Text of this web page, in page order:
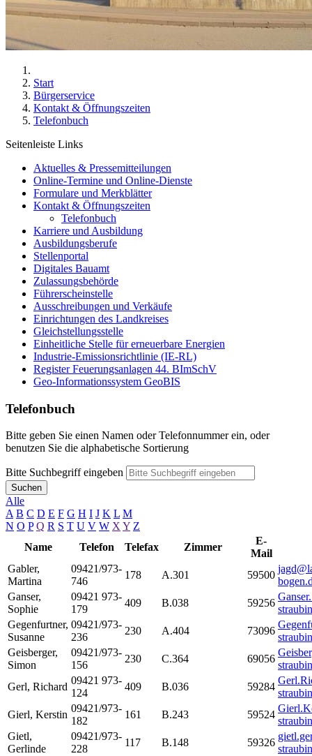
Start
Bürgerservice
Kontakt & Öffnungszeiten
Telefonbuch
Seitenleiste Links
Aktuelles & Pressemitteilungen
Online-Termine und Online-Dienste
Formulare und Merkblätter
Kontakt & Öffnungszeiten
Telefonbuch
Karriere und Ausbildung
Ausbildungsberufe
Stellenportal
Digitales Bauamt
Zulassungsbehörde
Führerscheinstelle
Ausschreibungen und Verkäufe
Einrichtungen des Landkreises
Gleichstellungsstelle
Einheitliche Stelle für erneuerbare Energien
Industrie-Emissionsrichtlinie (IE-RL)
Register Feuerungsanlagen 44. BImSchV
Geo-Informationssystem GeoBIS
Telefonbuch
Bitte geben Sie einen Namen oder Telefonnummer ein, oder
benutzen Sie die alphabetische Sortierung
Bitte Suchbegriff eingeben
Suchen
Alle
A B C D E F G H I J K L M
N O P Q R S T U V W XY Z
Name
Telefon Telefax Zimmer
E-
Mail
Gabler,
Martina
09421/973-
746
178 A.301 59500
Ganser,
Sophie
09421 973-
179
409 B.038 59256
Gegenfurtner,
Susanne
09421/973-
236
230 A.404 73096
Geisberger,
Simon
09421/973-
156
230 C.364 69056
Gerl, Richard
09421 973-
124
409 B.036 59284
Gierl, Kerstin
09421/973-
182
161 B.243 59524
Gietl,
Gerlinde
09421/973-
228
117 B.148 59326